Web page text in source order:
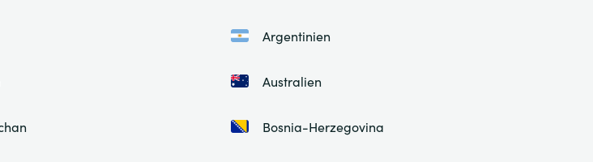
Argentinien
Australien
Bosnia-Herzegovina